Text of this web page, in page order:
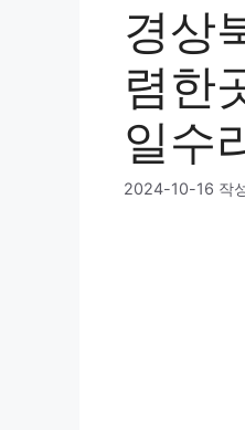
경상
렴한
일수
2024-10-16 작